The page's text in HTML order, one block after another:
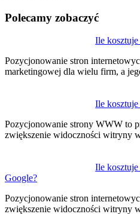
Polecamy zobaczyć
Ile
Pozycjonowanie stron
marketingowej dla wielu firm, a
Ile
Pozycjonowanie strony WWW to
zwiększenie widoczności witryny
Ile
Google?
Pozycjonowanie stron
zwiększenie widoczności witryny
wpisu